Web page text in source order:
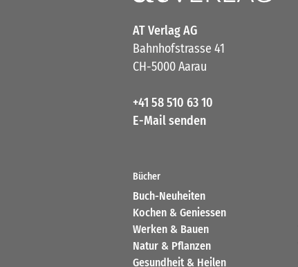
AT Verlag AG
Bahnhofstrasse 41
CH-5000 Aarau
+41 58 510 63 10
E-Mail senden
Bücher
Buch-Neuheiten
Kochen & Geniessen
Werken & Bauen
Natur & Pflanzen
Gesundheit & Heilen